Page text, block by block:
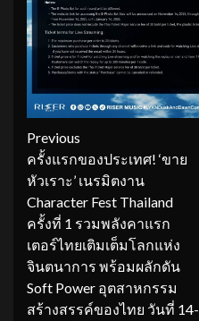
Continue
Reading
Previous
ครั้งแรกของประเทศ! ‘ขาย
หัวเราะ’ เนรมิตงาน
Character Fest Thailand
ครั้งที่ 1 รวมพลังคาแรก
เตอร์ไทยเติมเต็มโลกแห่ง
จินตนาการ พร้อมผลักดัน
Soft Power อุตสาหกรรม
สร้างสรรค์ของไทย วันที่ 14-